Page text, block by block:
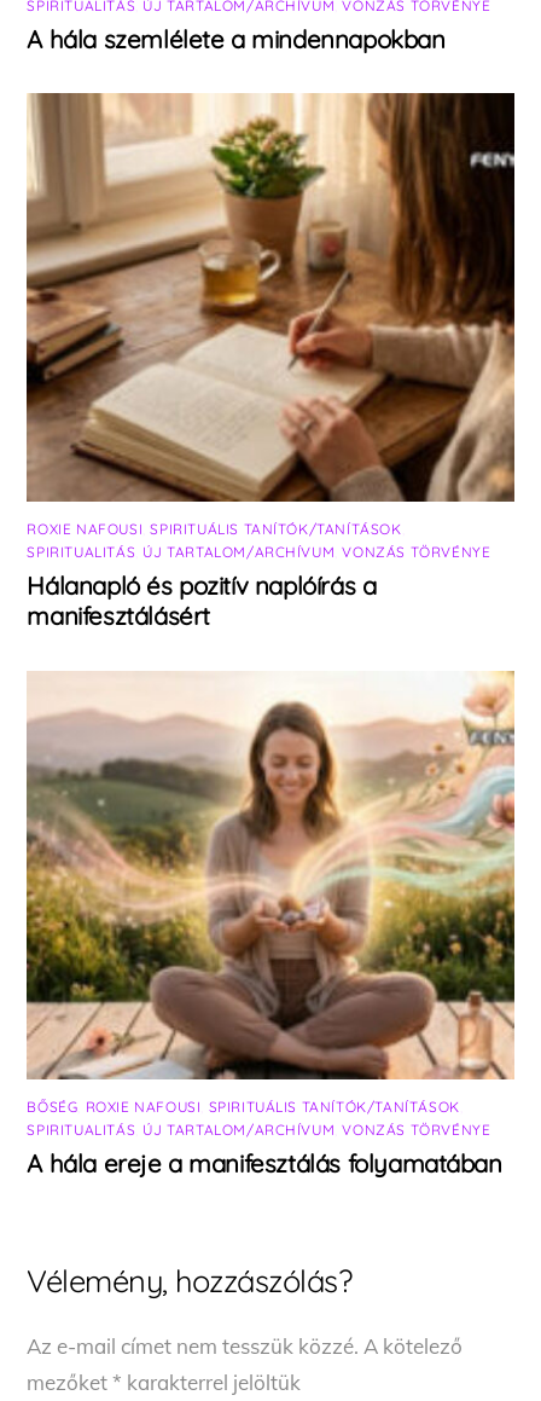
SPIRITUALITÁS ÚJ TARTALOM/ARCHÍVUM ,VONZÁS TÖRVÉNYE
A hála szemlélete a mindennapokban
ROXIE NAFOUSI ,SPIRITUÁLIS TANÍTÓK/TANÍTÁSOK
SPIRITUALITÁS ÚJ TARTALOM/ARCHÍVUM ,VONZÁS TÖRVÉNYE
Hálanapló és pozitív naplóírás a
manifesztálásért
BŐSÉG ROXIE NAFOUSI SPIRITUÁLIS TANÍTÓK/TANÍTÁSOK
SPIRITUALITÁS ÚJ TARTALOM/ARCHÍVUM ,VONZÁS TÖRVÉNYE
A hála ereje a manifesztálás folyamatában
Vélemény, hozzászólás?
Az e-mail címet nem tesszük közzé. A kötelező
mezőket* karakterrel jelöltük